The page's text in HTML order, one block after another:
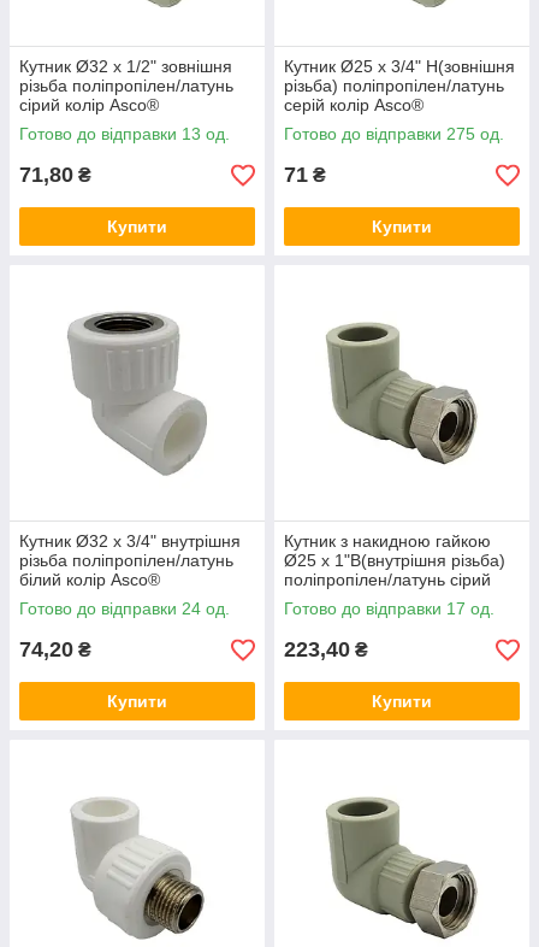
Кутник Ø32 x 1/2" зовнішня
різьба поліпропілен/латунь
сірий колір Asco®
Готово до відправки 13 од.
71,80 ₴
Купити
Кутник Ø25 x 3/4" Н(зовнішня
різьба) поліпропілен/латунь
серій колір Asco®
Готово до відправки 275 од.
71 ₴
Купити
Кутник Ø32 x 3/4" внутрішня
різьба поліпропілен/латунь
білий колір Asco®
Готово до відправки 24 од.
74,20 ₴
Купити
Кутник з накидною гайкою
Ø25 x 1"В(внутрішня різьба)
поліпропілен/латунь сірий
колір Asco®
Готово до відправки 17 од.
223,40 ₴
Купити